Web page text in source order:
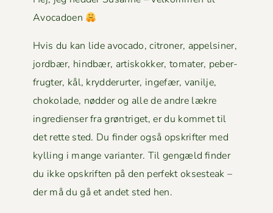
Avocadoen
Hvis du kan lide avo­ca­do, cit­roner, appelsin­er,
jord­bær, hind­bær, artiskokker, tomater, peber­
frugter, kål, kry­d­derurter, inge­fær, vanil­je,
choko­lade, nød­der og alle de andre lækre
ingre­di­enser fra grøn­triget, er du kom­met til
det rette sted. Du find­er også opskrifter med
kylling i mange vari­anter. Til gengæld find­er
du ikke opskriften på den per­fekt okses­teak –
der må du gå et andet sted hen.